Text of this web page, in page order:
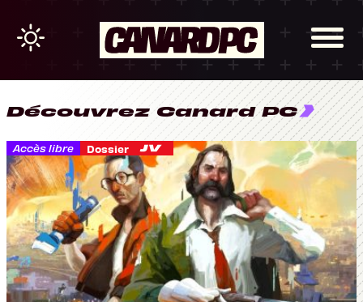
Découvrez Canard PC
Accès libre Dossier